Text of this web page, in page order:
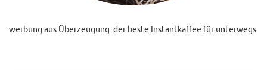
werbung aus Überzeugung: der beste Instantkaffee für unterwegs